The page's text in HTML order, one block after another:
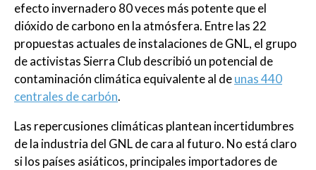
efecto invernadero 80 veces más potente que el
dióxido de carbono en la atmósfera. Entre las 22
propuestas actuales de instalaciones de GNL, el grupo
de activistas Sierra Club describió un potencial de
contaminación climática equivalente al deunas 440
centrales de carbón.
Las repercusiones climáticas plantean incertidumbres
de la industria del GNL de cara al futuro. No está claro
si los países asiáticos, principales importadores de